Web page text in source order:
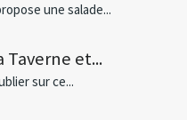
une salade...
et...
sur ce...